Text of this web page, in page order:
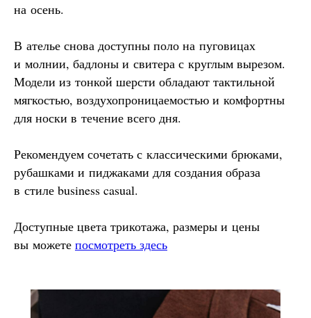
на осень.
В ателье снова доступны поло на пуговицах
и молнии, бадлоны и свитера с круглым вырезом.
Модели из тонкой шерсти обладают тактильной
мягкостью, воздухопроницаемостью и комфортны
для носки в течение всего дня.
Рекомендуем сочетать с классическими брюками,
рубашками и пиджаками для создания образа
в стиле business casual.
Доступные цвета трикотажа, размеры и цены
вы можете посмотреть здесь